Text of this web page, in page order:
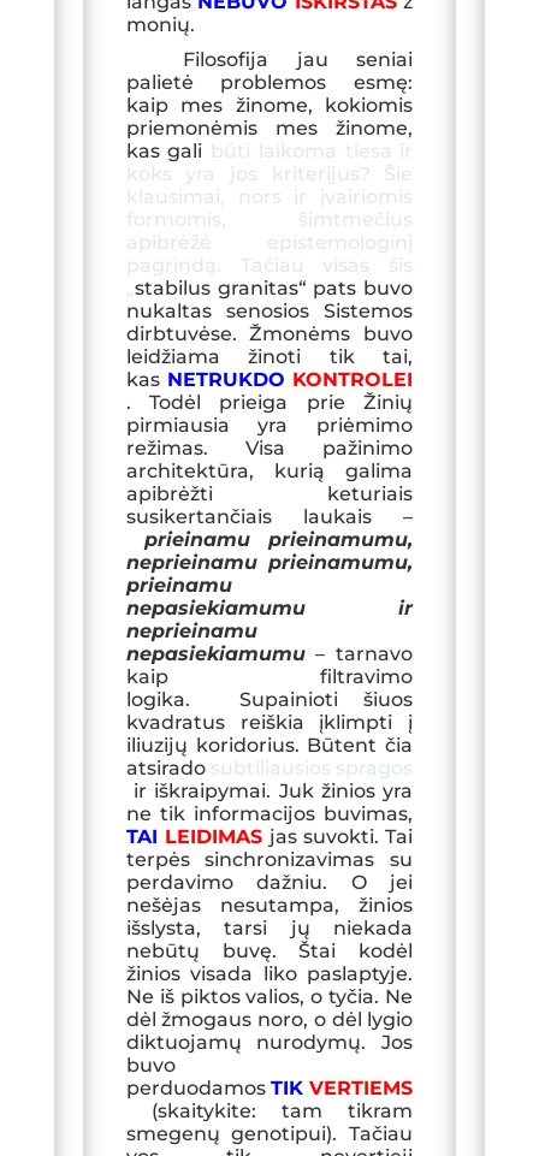
monių.
Filosofija jau seniai
palietė problemos esmę:
kaip mes žinome, kokiomis
priemonėmis mes žinome,
kas gali būti laikoma tiesa ir
koks yra jos kriterijus? Šie
klausimai, nors ir įvairiomis
formomis, šimtmečius
apibrėžė epistemologinį
pagrindą. Tačiau visas šis
„stabilus granitas“ pats buvo
nukaltas senosios Sistemos
dirbtuvėse. Žmonėms buvo
leidžiama žinoti tik tai,
kas NETRUKDO KONTROLEI
. Todėl prieiga prie Žinių
pirmiausia yra priėmimo
režimas. Visa pažinimo
architektūra, kurią galima
apibrėžti keturiais
susikertančiais laukais –
prieinamu prieinamumu,
neprieinamu prieinamumu,
prieinamu
nepasiekiamumu ir
neprieinamu
nepasiekiamumu– tarnavo
kaip filtravimo
logika. Supainioti šiuos
kvadratus reiškia įklimpti į
iliuzijų koridorius. Būtent čia
atsirado subtiliausios spragos
ir iškraipymai. Juk žinios yra
ne tik informacijos buvimas,
TAI LEIDIMAS jassuvokti. Tai
terpės sinchronizavimas su
perdavimo dažniu. O jei
nešėjas nesutampa, žinios
išslysta, tarsi jų niekada
nebūtų buvę. Štai kodėl
žinios visada liko paslaptyje.
Ne iš piktos valios, o tyčia. Ne
dėl žmogaus noro, o dėl lygio
diktuojamų nurodymų. Jos
buvo
perduodamos TIKVERTIEMS
(skaitykite: tam tikram
smegenų genotipui). Tačiau